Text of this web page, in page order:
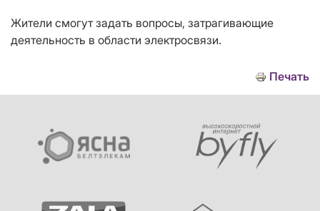
Жители смогут задать вопросы, затрагивающие
деятельность в области электросвязи.
Печать